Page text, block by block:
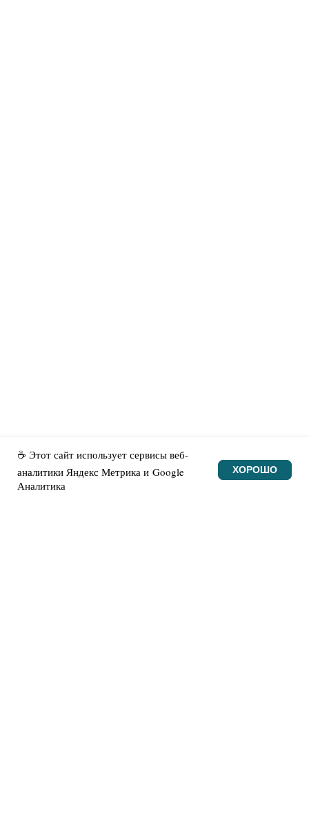
☕ Этот сайт использует сервисы веб-
аналитики Яндекс Метрика и Google
Аналитика
ХОРОШО